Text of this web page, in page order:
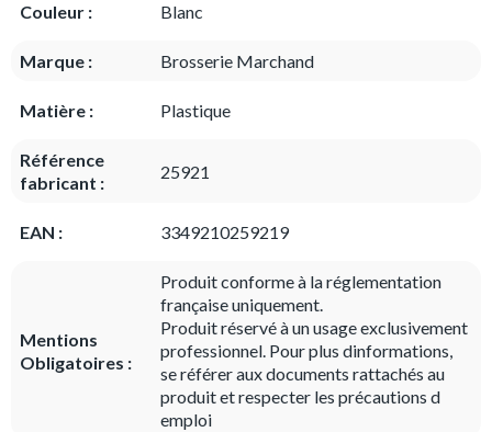
Couleur : Blanc
Marque : Brosserie Marchand
Matière : Plastique
Référence
fabricant :
25921
EAN : 3349210259219
Mentions
Obligatoires :
Produit conforme à la réglementation
française uniquement.
Produit réservé à un usage exclusivement
professionnel. Pour plus dinformations,
se référer aux documents rattachés au
produit et respecter les précautions d
emploi